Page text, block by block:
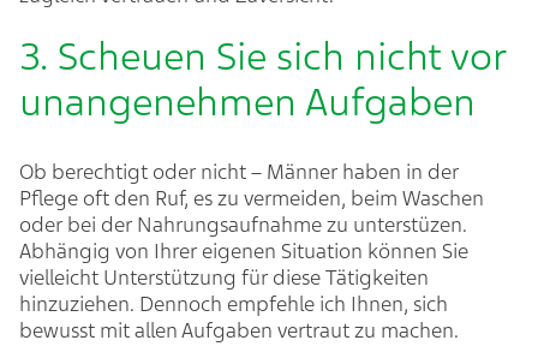
3. Scheuen Sie sich nicht vor
unangenehmen Aufgaben
Ob berechtigt oder nicht – Männer haben in der
Pflege oft den Ruf, es zu vermeiden, beim Waschen
oder bei der Nahrungsaufnahme zu unterstüzen.
Abhängig von Ihrer eigenen Situation können Sie
vielleicht Unterstützung für diese Tätigkeiten
hinzuziehen. Dennoch empfehle ich Ihnen, sich
bewusst mit allen Aufgaben vertraut zu machen.